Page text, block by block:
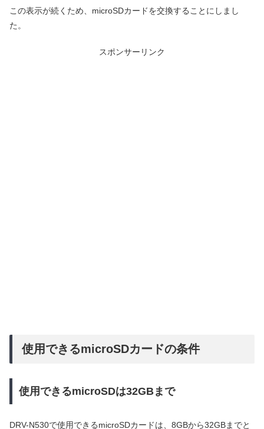
この表示が続くため、microSDカードを交換することにしまし
た。
スポンサーリンク
使用できるmicroSDカードの条件
使用できるmicroSDは32GBまで
DRV-N530で使用できるmicroSDカードは、8GBから32GBまでと